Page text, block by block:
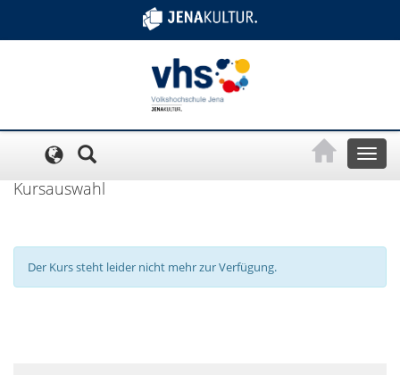
Toggle
Kursauswahl
Der Kurs steht leider nicht mehr zur Verfügung.